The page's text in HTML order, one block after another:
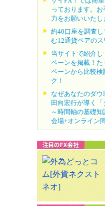
っております。
力をお願いいたし
約40口座を調査
む12通貨ペアのス
当サイトで紹介
ペーンを掲載！た
ペーンから比較検
ク！
なぜあなたのダウ
田向宏行が導く「
～時間軸の基礎知
会場+オンライン